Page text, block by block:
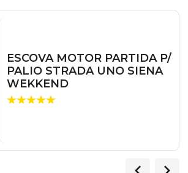
ESCOVA MOTOR PARTIDA P/
PALIO STRADA UNO SIENA
WEKKEND